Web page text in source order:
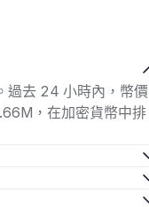
去 24 小時內，幣價
，在加密貨幣中排